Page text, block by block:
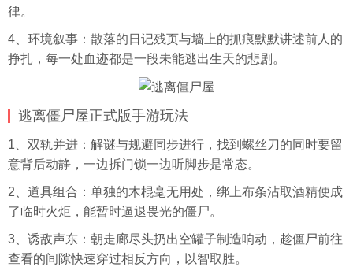
律。
4、环境叙事：散落的日记残页与墙上的抓痕默默讲述前人的
挣扎，每一处血迹都是一段未能逃出生天的悲剧。
逃离僵尸屋正式版手游玩法
1、双轨并进：解谜与规避同步进行，找到螺丝刀的同时要留
意背后动静，一边拆门锁一边听脚步是常态。
2、道具组合：单独的木棍毫无用处，绑上布条沾取酒精便成
了临时火炬，能暂时逼退畏光的僵尸。
3、诱敌声东：朝走廊尽头扔出空罐子制造响动，趁僵尸前往
查看的间隙快速穿过相反方向，以智取胜。